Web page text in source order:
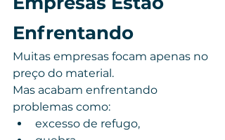
Enfrentando
Muitas empresas focam apenas no
preço do material.
Mas acabam enfrentando
problemas como:
excesso de refugo,